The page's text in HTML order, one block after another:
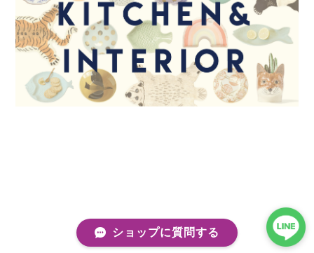
ショップに質問する